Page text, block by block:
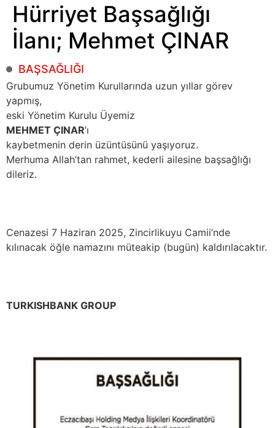
Hürriyet Başsağlığı
İlanı; Mehmet ÇINAR
BAŞSAĞLIĞI
Grubumuz Yönetim Kurullarında uzun yıllar görev
yapmış,
eski Yönetim Kurulu Üyemiz
MEHMET ÇINAR’ı
kaybetmenin derin üzüntüsünü yaşıyoruz.
Merhuma Allah’tan rahmet, kederli ailesine başsağlığı
dileriz.
Cenazesi 7 Haziran 2025, Zincirlikuyu Camii’nde
kılınacak öğle namazını müteakip (bugün) kaldırılacaktır.
TURKISHBANK GROUP